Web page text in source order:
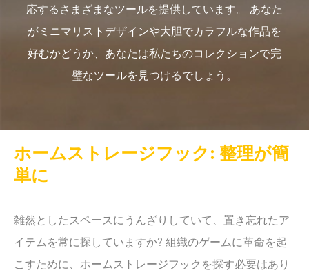
応するさまざまなツールを提供しています。 あなた
がミニマリストデザインや大胆でカラフルな作品を
好むかどうか、あなたは私たちのコレクションで完
璧なツールを見つけるでしょう。
ホームストレージフック: 整理が簡
単に
雑然としたスペースにうんざりしていて、置き忘れたア
イテムを常に探していますか? 組織のゲームに革命を起
こすために、ホームストレージフックを探す必要はあり